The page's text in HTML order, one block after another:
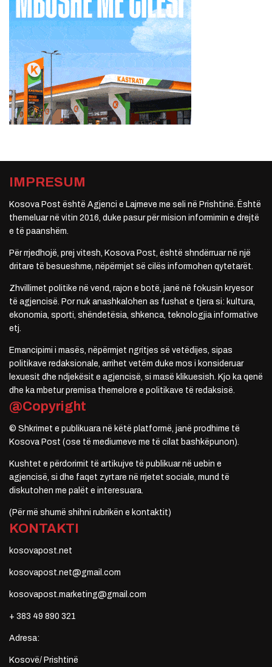
IMPRESUM
Kosova Post është Agjenci e Lajmeve me seli në Prishtinë. Është
themeluar në vitin 2016, duke pasur për mision informimin e drejtë
e të paanshëm.
Për rrjedhojë, prej vitesh, Kosova Post, është shndërruar në një
dritare të besueshme, nëpërmjet së cilës informohen qytetarët.
Zhvillimet politike në vend, rajon e botë, janë në fokusin kryesor
të agjencisë. Por nuk anashkalohen as fushat e tjera si: kultura,
ekonomia, sporti, shëndetësia, shkenca, teknologjia informative
etj.
Emancipimi i masës, nëpërmjet ngritjes së vetëdijes, sipas
politikave redaksionale, arrihet vetëm duke mos i konsideruar
lexuesit dhe ndjekësit e agjencisë, si masë klikuesish. Kjo ka qenë
dhe ka mbetur premisa themelore e politikave të redaksisë.
@Copyright
© Shkrimet e publikuara në këtë platformë, janë prodhime të
Kosova Post (ose të mediumeve me të cilat bashkëpunon).
Kushtet e përdorimit të artikujve të publikuar në uebin e
agjencisë, si dhe faqet zyrtare në rrjetet sociale, mund të
diskutohen me palët e interesuara.
(Për më shumë shihni rubrikën e kontaktit)
KONTAKTI
kosovapost.net
kosovapost.net@gmail.com
kosovapost.marketing@gmail.com
+ 383 49 890 321
Adresa:
Kosovë/ Prishtinë